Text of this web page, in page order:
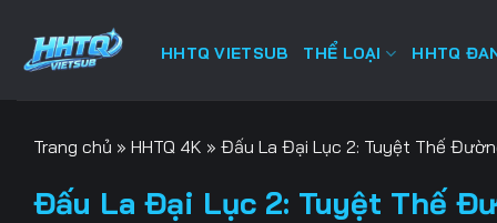
HHTQ VIETSUB THỂ LOẠI HHTQ
Trang chủ » HHTQ 4K » Đấu La Đại Lục 2: Tuyệt Thế
Đấu La Đại Lục 2: Tuyệt Thế